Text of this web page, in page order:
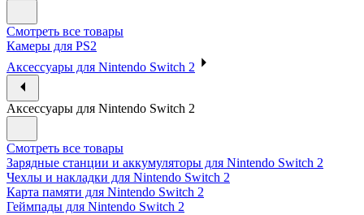
Смотреть все товары
Камеры для PS2
Аксессуары для Nintendo Switch 2
Аксессуары для Nintendo Switch 2
Смотреть все товары
Зарядные станции и аккумуляторы для Nintendo Switch 2
Чехлы и накладки для Nintendo Switch 2
Карта памяти для Nintendo Switch 2
Геймпады для Nintendo Switch 2